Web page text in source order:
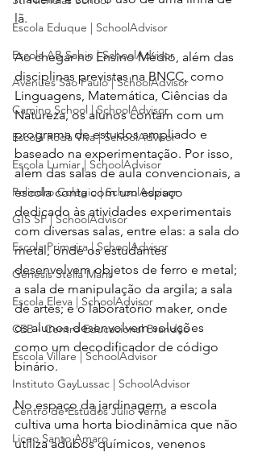
Escola Eduque | SchoolAdvisor
Escola AB Sabin | SchoolAdvisor
Avenues São Paulo | SchoolAdvisor
Camino School | SchoolAdvisor
Escola Roda Viva | SchoolAdvisor
Escola Lumiar | SchoolAdvisor
Poliedro Colégio | SchoolAdvisor
GIS SP | SchoolAdvisor
Escola Primeira | SchoolAdvisor
Gênesis Stella Maris
Escola Eleva | SchoolAdvisor
CEB - Centro Educacional Brandão
Escola Villare | SchoolAdvisor
Instituto GayLussac | SchoolAdvisor
Centro de Estudos Júlio Verne
Liceo Santo Amaro
lã.
Ao chegar no Ensino Médio, além das
disciplinas previstas na BNCC, como
Linguagens, Matemática, Ciências da
Natureza, os alunos contam com um
programa de estudos ampliado e
baseado na experimentação. Por isso,
além das salas de aula convencionais, a
escola conta com um espaço
dedicado às atividades experimentais
com diversas salas, entre elas: a sala do
metal, onde os estudantes
desenvolvem objetos de ferro e metal;
a sala de manipulação da argila; a sala
de artes; e o laboratório maker, onde
os alunos desenvolvem soluções
como um decodificador de código
binário.
No espaço da jardinagem, a escola
cultiva uma horta biodinâmica que não
utiliza adubos químicos, venenos